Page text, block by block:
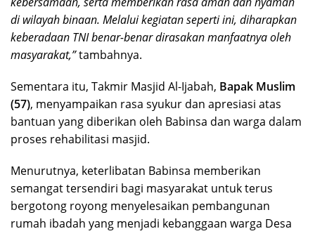
di wilayah binaan. Melalui kegiatan seperti ini, diharapkan
keberadaan TNI benar-benar dirasakan manfaatnya oleh
masyarakat,”tambahnya.
Sementara itu, Takmir Masjid Al-Ijabah, Bapak Muslim
(57), menyampaikan rasa syukur dan apresiasi atas
bantuan yang diberikan oleh Babinsa dan warga dalam
proses rehabilitasi masjid.
Menurutnya, keterlibatan Babinsa memberikan
semangat tersendiri bagi masyarakat untuk terus
bergotong royong menyelesaikan pembangunan
rumah ibadah yang menjadi kebanggaan warga Desa